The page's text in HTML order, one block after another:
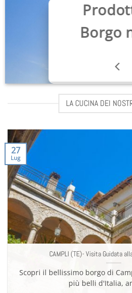
Borgo
LA CUCINA DEI
CAMPLI (TE)- Visita Guidata
Scopri il bellissimo borgo di
più belli d'Italia,
27
Lug